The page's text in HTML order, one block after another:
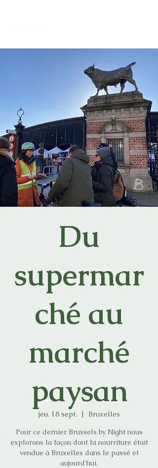
Du
supermar
ché au
marché
paysan
jeu. 18 sept.
  |
Bruxelles
Pour ce dernier Brussels by Night nous
explorons la façon dont la nourriture était
vendue à Bruxelles dans le passé et
aujourd'hui.